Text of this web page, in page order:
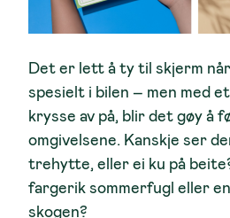
Det er lett å ty til skjerm
spesielt i bilen – men med
krysse av på, blir det gøy å
omgivelsene. Kanskje ser
trehytte, eller ei ku på
fargerik sommerfugl eller
skogen?